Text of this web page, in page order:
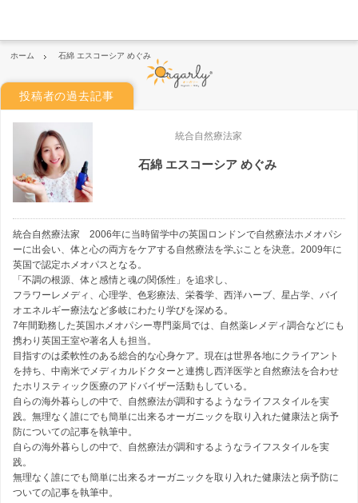
ホーム 石綿 エスコーシア めぐみ
投稿者の過去記事
石綿 エスコーシア めぐみ
統合自然療法家
統合自然療法家 2006年に当時留学中の英国ロンドンで自然療法ホメオパシ
ーに出会い、体と心の両方をケアする自然療法を学ぶことを決意。2009年に
英国で認定ホメオパスとなる。
「不調の根源、体と感情と魂の関係性」を追求し、
フラワーレメディ、心理学、色彩療法、栄養学、西洋ハーブ、星占学、バイ
オエネルギー療法など多岐にわたり学びを深める。
7年間勤務した英国ホメオパシー専門薬局では、自然薬レメディ調合などにも
携わり英国王室や著名人も担当。
目指すのは柔軟性のある総合的な心身ケア。現在は世界各地にクライアント
を持ち、中南米でメディカルドクターと連携し西洋医学と自然療法を合わせ
たホリスティック医療のアドバイザー活動もしている。
自らの海外暮らしの中で、自然療法が調和するようなライフスタイルを実
践。無理なく誰にでも簡単に出来るオーガニックを取り入れた健康法と病予
防についての記事を執筆中。
自らの海外暮らしの中で、自然療法が調和するようなライフスタイルを実
践。
無理なく誰にでも簡単に出来るオーガニックを取り入れた健康法と病予防に
ついての記事を執筆中。